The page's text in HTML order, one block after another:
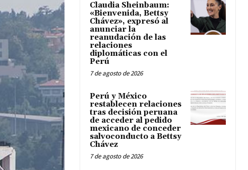
Claudia Sheinbaum:
«Bienvenida, Bettsy
Chávez», expresó al
anunciar la
reanudación de las
relaciones
diplomáticas con el
Perú
7 de agosto de 2026
Perú y México
restablecen relaciones
tras decisión peruana
de acceder al pedido
mexicano de conceder
salvoconducto a Bettsy
Chávez
7 de agosto de 2026